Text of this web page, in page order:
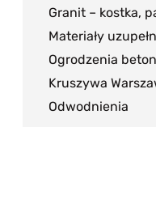
Granit – kostka,
Materiały
Ogrodzenia
Kruszywa
Odwodnienia